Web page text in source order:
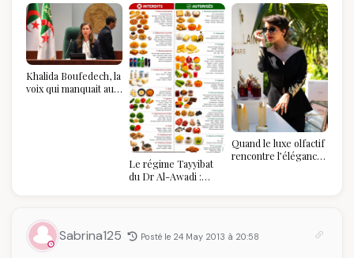
Khalida Boufedech, la
voix qui manquait au
Le régime Tayyibat
du Dr Al-Awadi :
vraiment savoir
Quand le luxe olfactif
rencontre l’élégance
Sabrina125 Posté le 24 May 2013 à 20:58